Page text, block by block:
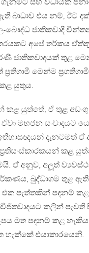
ගැනීමට සහ විධායක
බාධාව එය නම්, ඊට
බෞද්ධ ජාතිකවාදී
අපේ තර්කය
ජාතිකවාදයක් තුළ
මෙන්ම
යුතුය.
කළ යුත්තේ, ඒ තුළ අඩංගු
මහජන සංවාදයට
දැනටමත් ඒ
කළ
ඒ අනුව, අලූත්
බුද්ධාගම තුළ
එක පැත්තකින් පදනම්
කලින් පැවති
මත පදනම් කළ
හැක්කේ එයාකාරයෙනි.